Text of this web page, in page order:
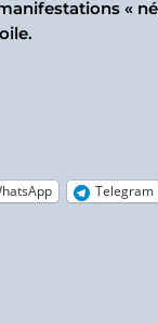
«
Telegram